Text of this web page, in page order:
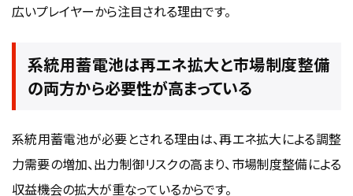
広いプレイヤーから注目される理由です。
系統用蓄電池は再エネ拡大と市場制度整備
の両方から必要性が高まっている
系統用蓄電池が必要とされる理由は、再エネ拡大による調整
力需要の増加、出力制御リスクの高まり、市場制度整備による
収益機会の拡大が重なっているからです。